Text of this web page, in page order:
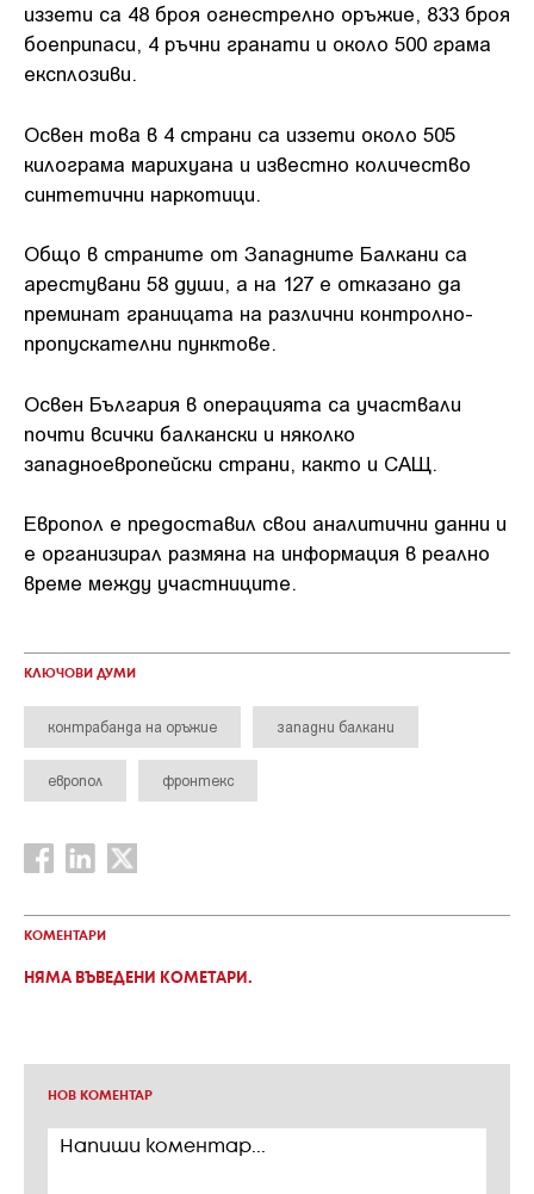
иззети са 48 броя огнестрелно оръжие, 833 броя
боеприпаси, 4 ръчни гранати и около 500 грама
експлозиви.
Освен това в 4 страни са иззети около 505
килограма марихуана и известно количество
синтетични наркотици.
Общо в страните от Западните Балкани са
арестувани 58 души, а на 127 е отказано да
преминат границата на различни контролно-
пропускателни пунктове.
Освен България в операцията са участвали
почти всички балкански и няколко
западноевропейски страни, както и САЩ.
Европол е предоставил свои аналитични данни и
е организирал размяна на информация в реално
време между участниците.
КЛЮЧОВИ ДУМИ
контрабанда на оръжие западни балкани
европол фронтекс
КОМЕНТАРИ
НЯМА ВЪВЕДЕНИ КОМЕТАРИ.
НОВ КОМЕНТАР